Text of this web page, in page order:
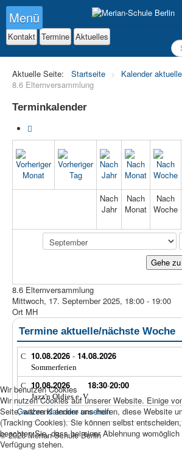
Kontakt Termine Aktuelles
Menü
Aktuelle Seite: Startseite > Kalender
8.6 Elternversammlung
Terminkalender
Nach
Jahr
Nach
Monat
Nach
Woche
Gehe
8.6 Elternversammlung
Mittwoch, 17. September 2025, 18:00 - 19:00
Ort MH
Termine aktuelle/nächste Woche
10.08.2026- 14.08.2026
Sommerferien
10.08.2026 18:30-20:00
Jazz'n Oldies e. V.
Ganzen Kalender ansehen
© 2026 Merian-Schule Berlin
Wir benutzen Cookies
Wir nutzen Cookies auf unserer Website. Einige
Seite, während andere uns helfen, diese Website
(Tracking Cookies). Sie können selbst
beachten Sie, dass bei einer Ablehnung
Verfügung stehen.